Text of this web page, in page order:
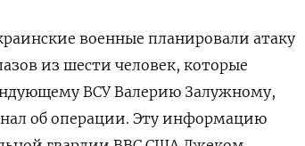
военные планировали атаку
из шести человек, которые
ВСУ Валерию Залужному,
об операции. Эту информацию